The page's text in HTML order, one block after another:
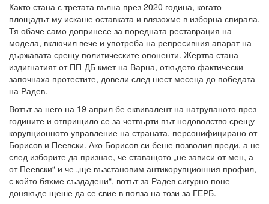
Както стана с третата вълна през 2020 година, когато
площадът му искаше оставката и влязохме в изборна спирала.
Тя обаче само допринесе за поредната реставрация на
модела, включил вече и употреба на репресивния апарат на
държавата срещу политическите опоненти. Жертва стана
издигнатият от ПП-ДБ кмет на Варна, откъдето фактически
започнаха протестите, довели след шест месеца до победата
на Радев.
Вотът за него на 19 април бе еквивалент на натрупаното през
годините и отприщило се за четвърти път недоволство срещу
корупционното управление на страната, персонифицирано от
Борисов и Пеевски. Ако Борисов си беше позволил преди, а не
след изборите да признае, че ставащото „не зависи от мен, а
от Пеевски“ и че „ще възстановим антикорупционния профил,
с който бяхме създадени“, вотът за Радев сигурно поне
донякъде щеше да се свие в полза на този за ГЕРБ.